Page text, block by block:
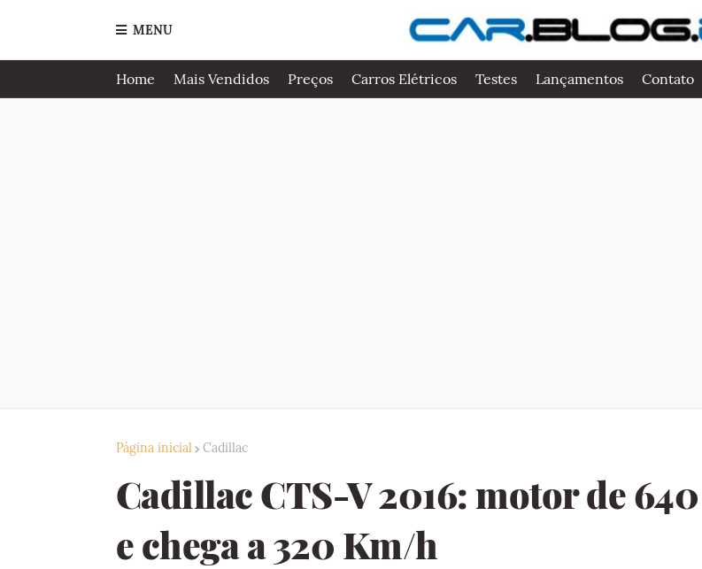
MENU
Home Mais Vendidos Preços Carros Elétricos Testes Lançamentos Contato
Página inicial Cadillac
Cadillac CTS-V 2016: motor de
e chega a 320 Km/h